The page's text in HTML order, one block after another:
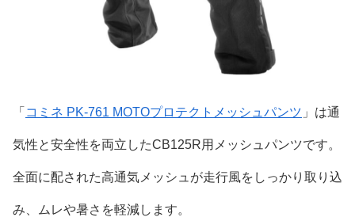
「 コミネ PK-761 MOTOプロテクトメッシュパンツ 」は通
気性と安全性を両立したCB125R用メッシュパンツです。
全面に配された高通気メッシュが走行風をしっかり取り込
み、ムレや暑さを軽減します。